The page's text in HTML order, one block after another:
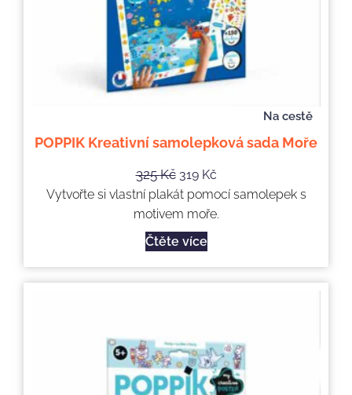
Na cestě
POPPIK Kreativní samolepková sada Moře
325Kč 319 Kč
Vytvořte si vlastní plakát pomocí samolepek s
motivem moře.
Čtěte více